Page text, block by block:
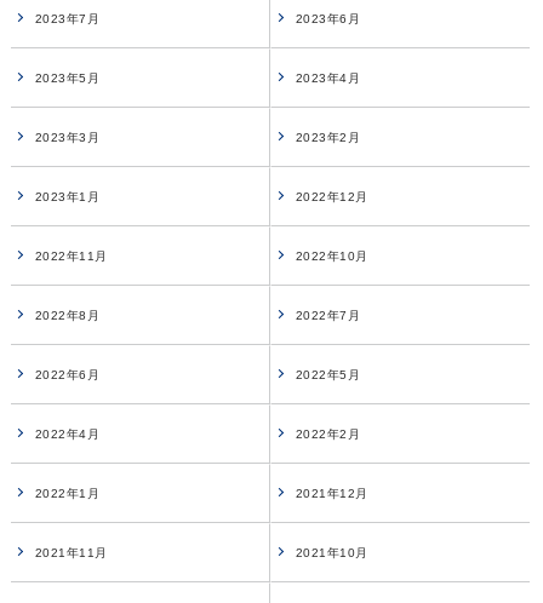
2023年7月 2023年6月
2023年5月 2023年4月
2023年3月 2023年2月
2023年1月 2022年12月
2022年11月 2022年10月
2022年8月 2022年7月
2022年6月 2022年5月
2022年4月 2022年2月
2022年1月 2021年12月
2021年11月 2021年10月